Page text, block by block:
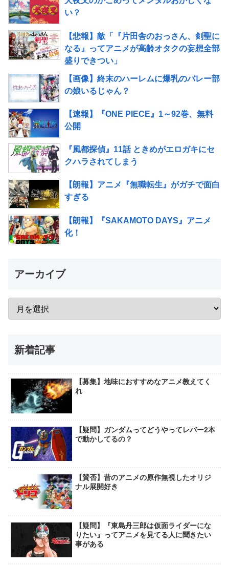
い？
【悲報】敵「『片田舎のおっさん、剣聖に
なる』ってアニメが高齢オタクの妄想全部
盛りできつい」
【画像】終末のハーレムに爆乳のバレー部
の娘いるじゃん？
【速報】『ONE PIECE』1～92巻、無料
公開
『風都探偵』11話 ときめがエロガキにセ
クハラされてしまう
【朗報】アニメ『無職転生』がガチで面白
すぎる
【朗報】『SAKAMOTO DAYS』アニメ
化！
アーカイブ
新着記事
【募集】地味におすすめなアニメ教えてく
れ
【疑問】ガンダムってどうやってレバー2本
で動かしてるの？
【賛否】昔のアニメの原作無視したオリジ
ナル展開好き
【疑問】『東島丹三郎は仮面ライダーにな
りたい』ってアニメを見てる人に聞きたい
事がある